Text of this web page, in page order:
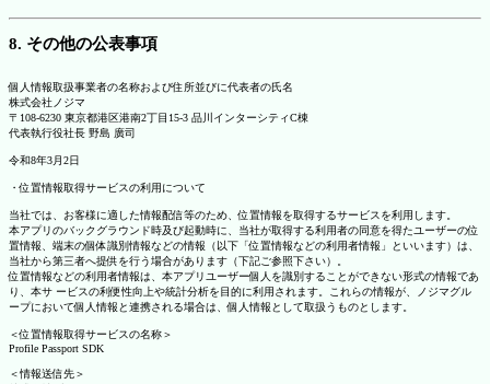
8. その他の公表事項
個人情報取扱事業者の名称および住所並びに代表者の氏名
株式会社ノジマ
〒108-6230 東京都港区港南2丁目15-3 品川インターシティC棟
代表執行役社長 野島 廣司
令和8年3月2日
・位置情報取得サービスの利用について
当社では、お客様に適した情報配信等のため、位置情報を取得するサービスを利用します。
本アプリのバックグラウンド時及び起動時に、当社が取得する利用者の同意を得たユーザーの位
置情報、端末の個体識別情報などの情報（以下「位置情報などの利用者情報」といいます）は、
当社から第三者へ提供を行う場合があります（下記ご参照下さい）。
位置情報などの利用者情報は、本アプリユーザー個人を識別することができない形式の情報であ
り、本サ ービスの利便性向上や統計分析を目的に利用されます。これらの情報が、ノジマグル
ープにおいて個人情報と連携される場合は、個人情報として取扱うものとします。
＜位置情報取得サービスの名称＞
Profile Passport SDK
＜情報送信先＞